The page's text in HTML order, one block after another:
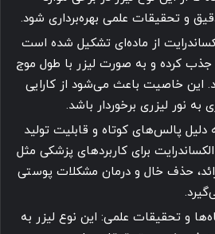
و تحقیقات علمی بهره‌برداری شود.
از ماده‌ای تشکیل شده است
جذب کرده و به صورت لیزر با طول موج
این خاصیت باعث می‌شود از کارایی
به نور لیزری برخوردار باشد.
دلیل پالس‌های کوتاه و قابلیت تولید
الکساندرایت برای کاربردهای پزشکی مثل
حذف خال و درمان مشکلات پوستی
و تحقیقات علمی: این نوع لیزر به